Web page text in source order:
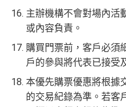
主辦機構不會對場內活
或內容負責。
購買門票前，客戶必須
戶的參與將代表已接受
本優先購票優惠將根據
的交易紀錄為準。若客